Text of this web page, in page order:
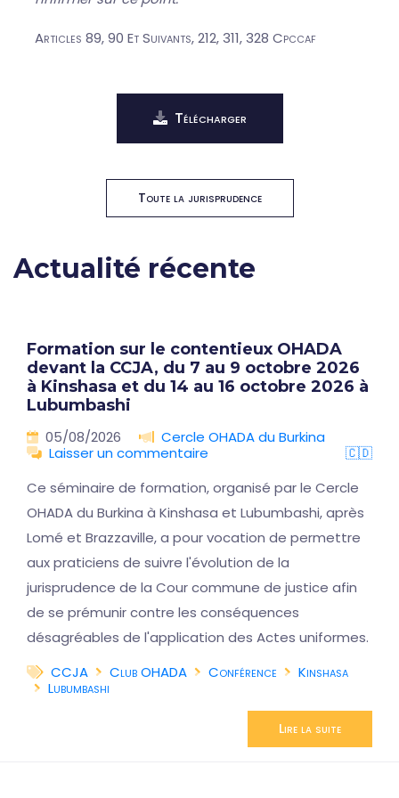
Articles 89, 90 Et Suivants, 212, 311, 328 Cpccaf
Télécharger
Toute la jurisprudence
Actualité récente
Formation sur le contentieux OHADA
devant la CCJA, du 7 au 9 octobre 2026
à Kinshasa et du 14 au 16 octobre 2026 à
Lubumbashi
05/08/2026
Cercle OHADA du Burkina
Laisser un commentaire
🇨🇩
Ce séminaire de formation, organisé par le Cercle
OHADA du Burkina à Kinshasa et Lubumbashi, après
Lomé et Brazzaville, a pour vocation de permettre
aux praticiens de suivre l'évolution de la
jurisprudence de la Cour commune de justice afin
de se prémunir contre les conséquences
désagréables de l'application des Actes uniformes.
CCJA
Club OHADA Conférence
Kinshasa
Lubumbashi
Lire la suite